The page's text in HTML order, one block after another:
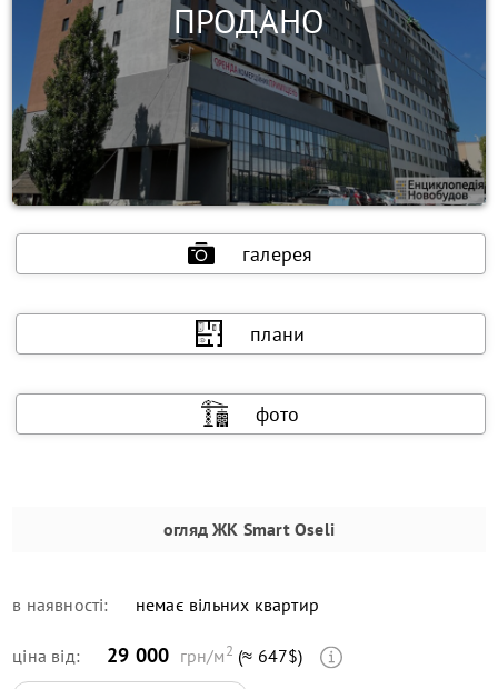
галерея
плани
фото
огляд ЖК Smart Oseli
в наявності: немає вільних квартир
ціна від: 29 000 грн/м2 (≈ 647$)